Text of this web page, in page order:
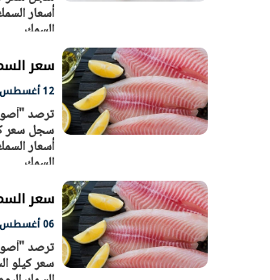
السمك
سعر السمك اليوم
12 أغسطس 2024 08:43 ص
السمك
سعر السمك اليوم
06 أغسطس 2024 08:35 ص
الرئيس السيسي: تداعيات خطيرة على
الاقتصاد العالمي وأسعار الوقود حال
استمرار الأزمة في الشرق الأوسط
30 مارس 2026 05:06 م